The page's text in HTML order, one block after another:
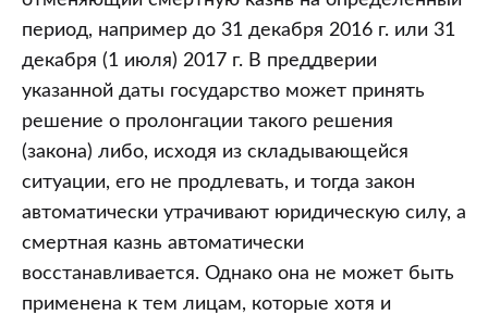
период, например до 31 декабря 2016 г. или 31
декабря (1 июля) 2017 г. В преддверии
указанной даты государство может принять
решение о пролонгации такого решения
(закона) либо, исходя из складывающейся
ситуации, его не продлевать, и тогда закон
автоматически утрачивают юридическую силу, а
смертная казнь автоматически
восстанавливается. Однако она не может быть
применена к тем лицам, которые хотя и